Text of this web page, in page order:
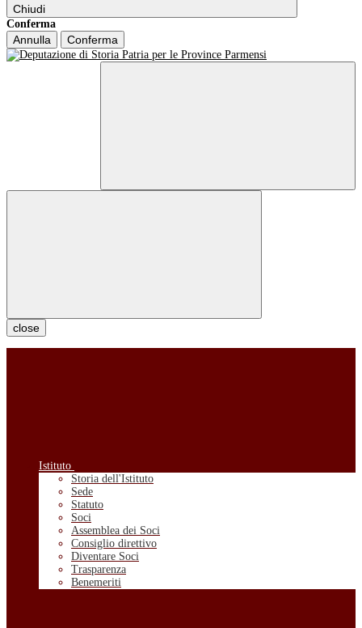
Chiudi
Conferma
Annulla Conferma
close
Istituto
Storia dell'Istituto
Sede
Statuto
Soci
Assemblea dei Soci
Consiglio direttivo
Diventare Soci
Trasparenza
Benemeriti